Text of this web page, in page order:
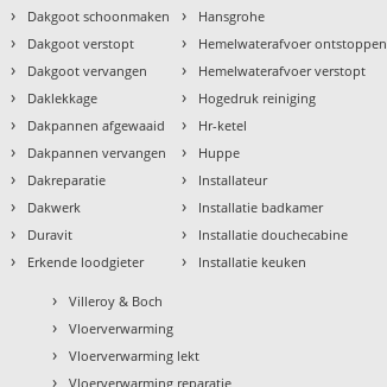
› Dakgoot schoonmaken
› Dakgoot verstopt
› Dakgoot vervangen
› Daklekkage
› Dakpannen afgewaaid
› Dakpannen vervangen
› Dakreparatie
› Dakwerk
› Duravit
› Erkende loodgieter
› Hansgrohe
› Hemelwaterafvoer ontstoppen
› Hemelwaterafvoer verstopt
› Hogedruk reiniging
› Hr-ketel
› Huppe
› Installateur
› Installatie badkamer
› Installatie douchecabine
› Installatie keuken
› Villeroy & Boch
› Vloerverwarming
› Vloerverwarming lekt
› Vloerverwarming reparatie